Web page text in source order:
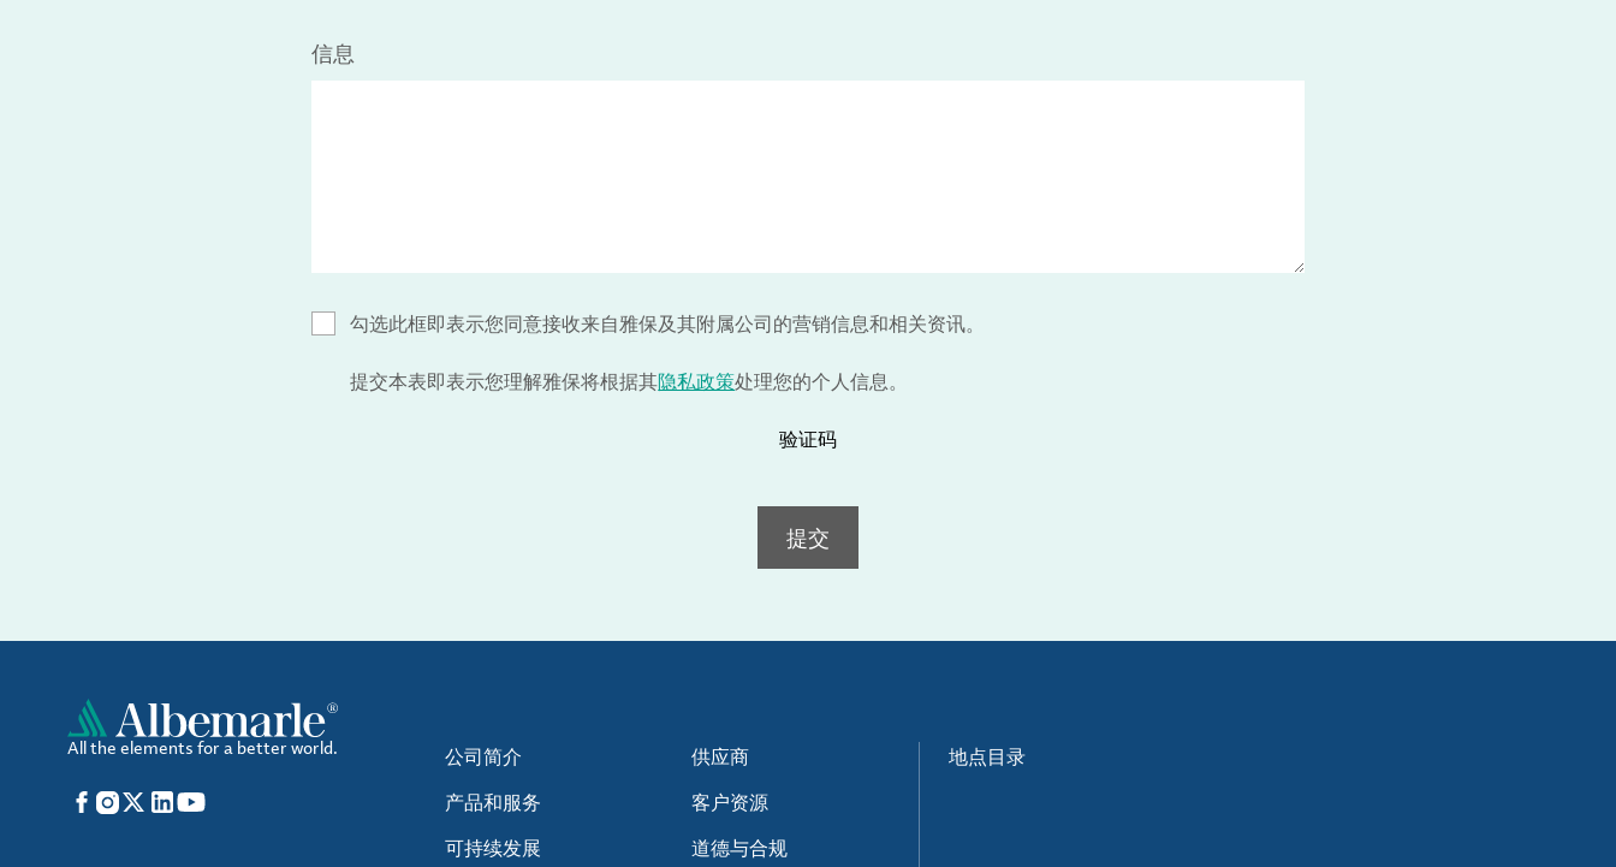
信息
勾选此框即表示您同意接收来自雅保及其附属公司的营销信息和相关资讯。
提交本表即表示您理解雅保将根据其隐私政策处理您的个人信息。
验证码
提交
All the elements for a better world.
Facebook
Instagram
X LinkedIn
YouTube
公司简介
产品和服务
可持续发展
供应商
客户资源
道德与合规
地点目录